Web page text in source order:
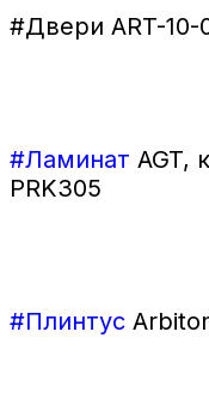
#Двери ART-
#Ламинат AGT,
PRK305
#Плинтус